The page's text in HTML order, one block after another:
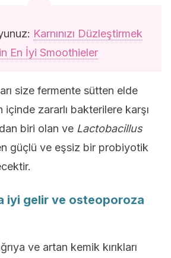
Karnınızı Düzleştirmek
En İyi Smoothieler
size fermente sütten elde
zararlı bakterilere karşı
biri olan ve Lactobacillus
güçlü ve eşsiz bir probiyotik
iyi gelir ve osteoporoza
ve artan kemik kırıkları